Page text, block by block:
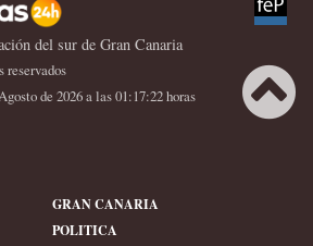
del sur de Gran Canaria
reservados
de 2026 a las 01:17:22 horas
GRAN CANARIA
POLITICA